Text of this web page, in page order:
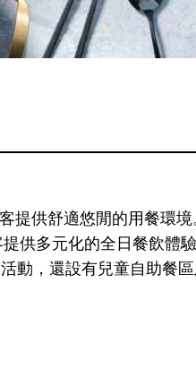
提供舒適悠閒的用餐環
供多元化的全日餐飲
動，還設有兒童自助餐